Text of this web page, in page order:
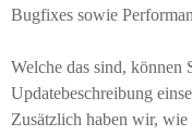
Bugfixes sowie
Welche das sind, können
Updatebeschreibung
Zusätzlich haben wir,